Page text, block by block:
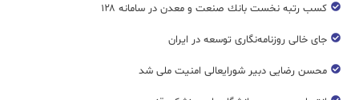
كسب رتبه نخست بانك صنعت و معدن در سامانه ۱۲۸
جای خالی روزنامه‌نگاری توسعه در ایران
محسن رضایی دبیر شورایعالی امنیت ملی شد